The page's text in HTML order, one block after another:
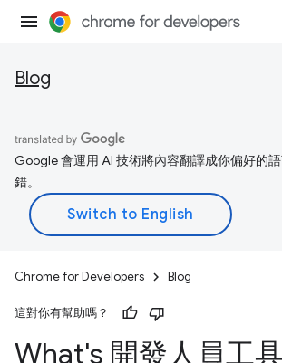
Blog
Google 會運用 AI 技術將內容翻譯成你偏好的
錯。
Chrome for Developers Blog
這對你有幫助嗎？
What's 開發人員工